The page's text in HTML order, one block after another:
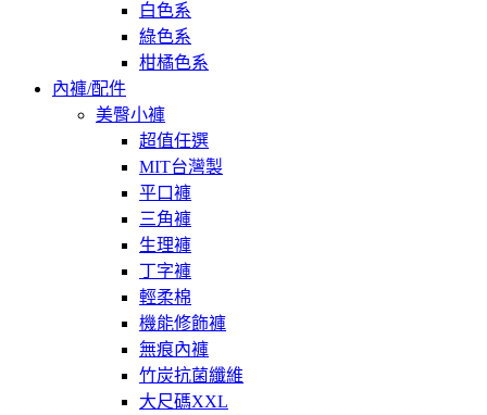
白色系
綠色系
柑橘色系
內褲/配件
美臀小褲
超值任選
MIT台灣製
平口褲
三角褲
生理褲
丁字褲
輕柔棉
機能修飾褲
無痕內褲
竹炭抗菌纖維
大尺碼XXL